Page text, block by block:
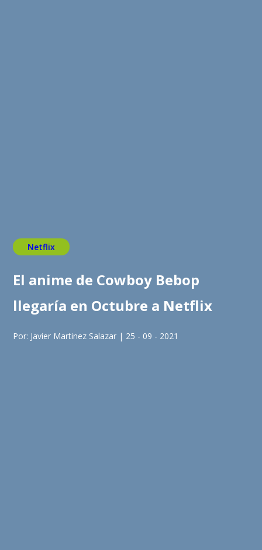
Netflix
El anime de Cowboy Bebop
llegaría en Octubre a Netflix
Por: Javier Martinez Salazar | 25 - 09 - 2021